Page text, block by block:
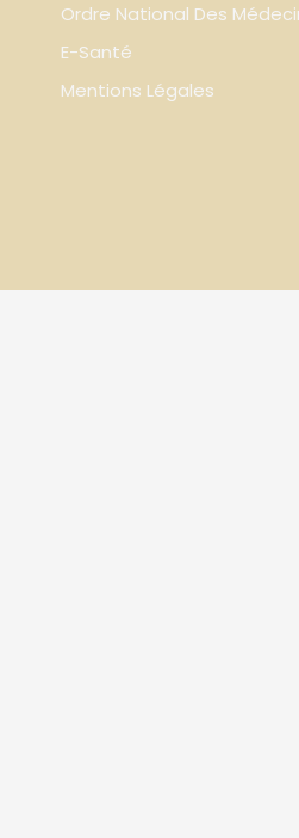
Ordre National Des
E-Santé
Mentions Légales